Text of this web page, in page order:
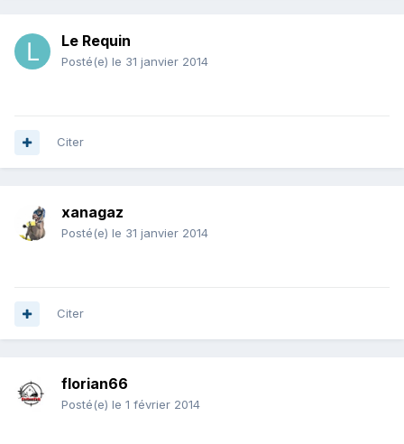
Le Requin
Posté(e) le 31 janvier 2014
Citer
xanagaz
Posté(e) le 31 janvier 2014
Citer
florian66
Posté(e) le 1 février 2014